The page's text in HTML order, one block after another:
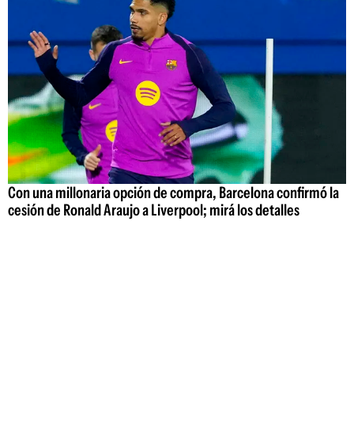
Con una millonaria opción de compra, Barcelona confirmó la
cesión de Ronald Araujo a Liverpool; mirá los detalles